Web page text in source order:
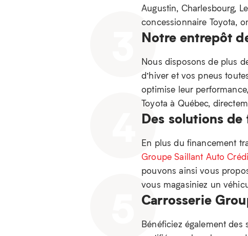
Augustin, Charlesbourg,
concessionnaire Toyota,
Notre entrepôt
Nous disposons de plus
d’hiver et vos pneus
optimise leur
Toyota à Québec,
Des solutions
En plus du financement
Groupe Saillant Auto
pouvons ainsi vous
vous magasiniez un
Carrosserie
Bénéficiez également des